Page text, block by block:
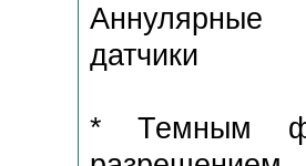
Аннулярные
датчики
* Темным